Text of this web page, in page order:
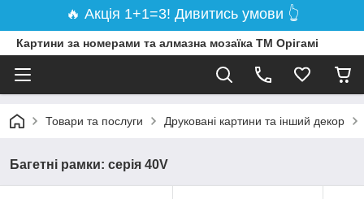
🔥 Акція 1+1=3! Дивитись умови 👆
Картини за номерами та алмазна мозаїка ТМ Орігамі
Товари та послуги Друковані картини та інший декор
Багетні рамки: серія 40V